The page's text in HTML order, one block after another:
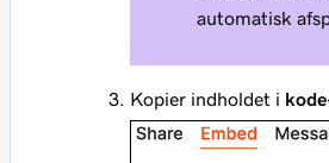
automatisk
Kopier indholdet i